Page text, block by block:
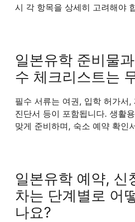
시 각 항목을 상세히 고려해야
일본유학 준비물
수 체크리스트는
필수 서류는 여권, 입학 허가서,
진단서 등이 포함됩니다. 생활
맞게 준비하며, 숙소 예약 확인
일본유학 예약, 신
차는 단계별로 어
나요?